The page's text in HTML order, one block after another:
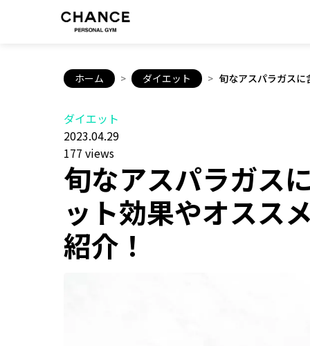
ホーム > ダイエット > 旬なアスパラガス
ダイエット
2023.04.29
177 views
旬なアスパラガス
ット効果やオスス
紹介！